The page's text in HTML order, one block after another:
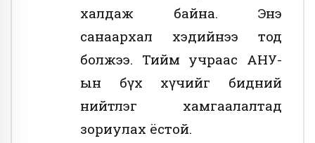
халдаж байна. Энэ
санаархал хэдийнээ тод
болжээ. Тийм учраас АНУ-
ын бүх хүчийг бидний
нийтлэг хамгаалалтад
зориулах ёстой.